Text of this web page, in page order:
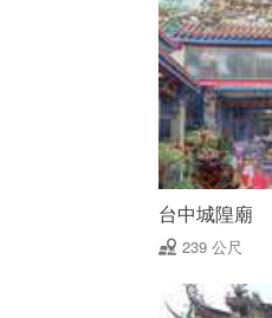
台中城隍廟
239 公尺